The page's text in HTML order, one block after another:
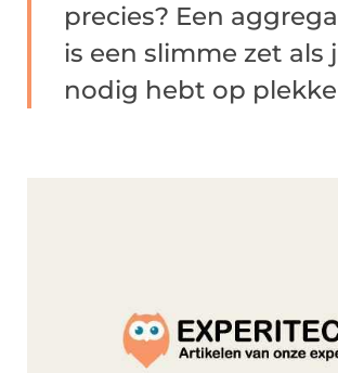
precies? Een
is een slimme zet als
nodig hebt op